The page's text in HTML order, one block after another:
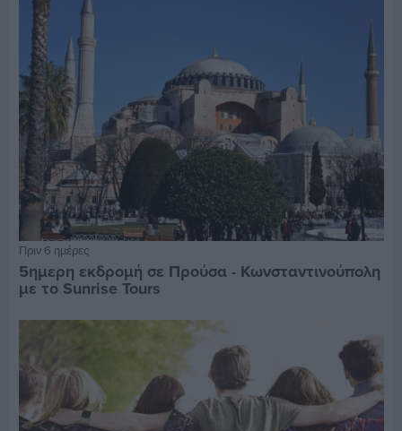
Πριν 6 ημέρες
5ημερη εκδρομή σε Προύσα - Κωνσταντινούπολη
με το Sunrise Tours